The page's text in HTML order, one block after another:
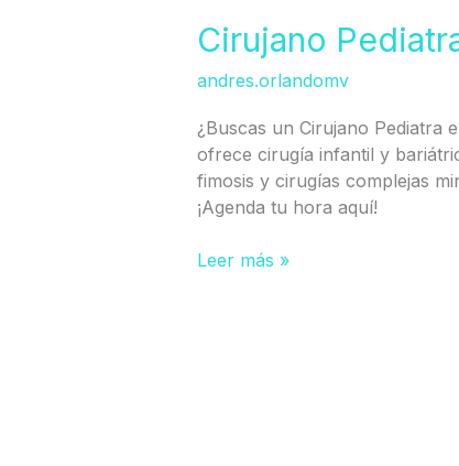
Cirujano
andres.orlandomv
¿Buscas un Cirujano Pediatra
ofrece cirugía infantil y
fimosis y cirugías complejas
¡Agenda tu hora aquí!
en
Centro
de
del
Mar
Leer más »